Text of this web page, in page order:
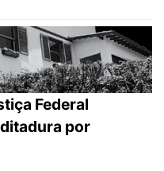
Federal
por